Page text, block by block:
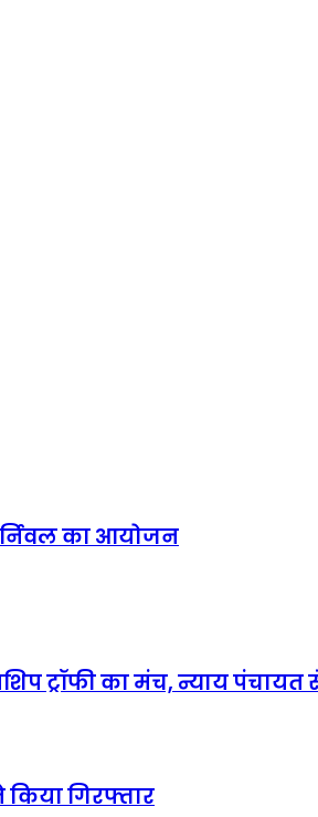
का आयोजन
ट्रॉफी का मंच, न्याय पंचायत से
गिरफ्तार